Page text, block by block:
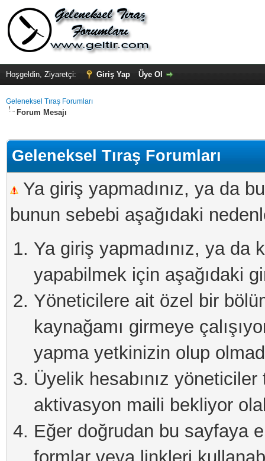
Hoşgeldin, Ziyaretçi: Giriş Yap Üye Ol
Geleneksel Tıraş Forumları
Forum Mesajı
Geleneksel Tıraş Forumları
Ya giriş yapmadınız, ya da
bunun sebebi aşağıdaki
Ya giriş yapmadınız, ya da
yapabilmek için aşağıdaki
Yöneticilere ait özel bir
kaynağamı girmeye
yapma yetkinizin olup
Üyelik hesabınız
aktivasyon maili bekliyor
Eğer doğrudan bu sayfaya